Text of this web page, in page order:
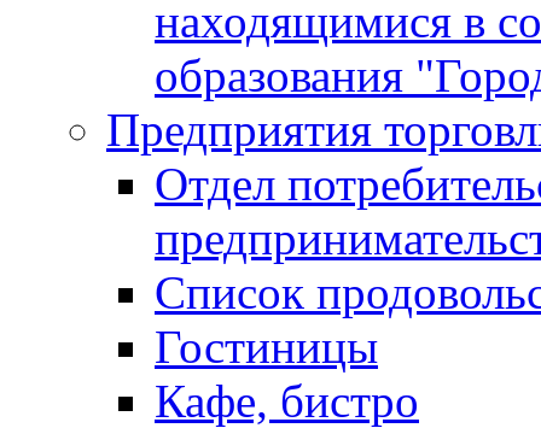
находящимися в
образования
Предприятия
Отдел
Список
Гостиницы
Кафе, бистро